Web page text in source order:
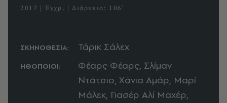
2017 | Έγχρ. | Διάρκεια: 106'
ΣΚΗΝΟΘΕΣΙΑ: Τάρικ Σάλεχ
ΗΘΟΠΟΙΟΙ:
Φέαρς Φέαρς, Σλίμαν
Ντάτσιο, Χάνια Αμάρ, Μαρί
Μάλεκ, Γιασέρ Αλί Μαχέρ,